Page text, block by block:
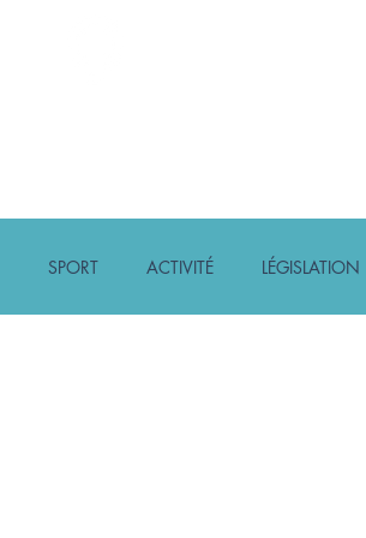
SPORT ACTIVITÉ LÉGISLATION